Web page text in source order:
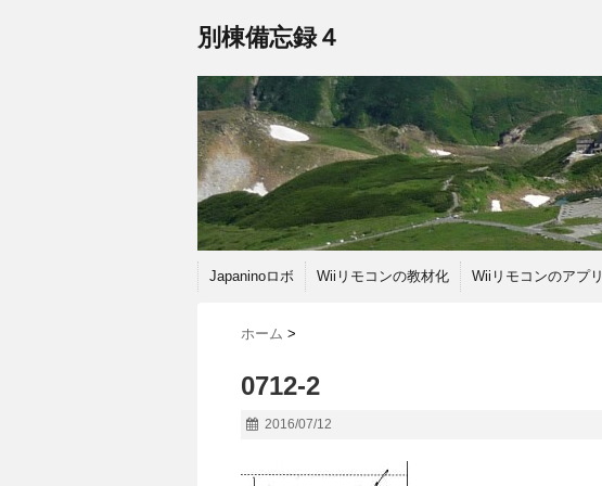
別棟備忘録４
Japaninoロボ Wiiリモコンの教材化 Wiiリモコンのアプリ
ホーム >
0712-2
2016/07/12